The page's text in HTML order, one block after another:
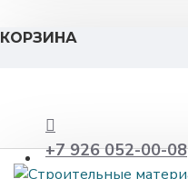
КОРЗИНА
+7 926 052-00-08